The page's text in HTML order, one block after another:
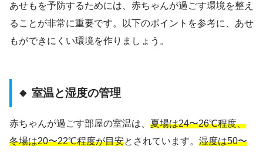
あせもを予防するためには、赤ちゃんが過ごす環境を整え
ることが非常に重要です。以下のポイントを参考に、あせ
もができにくい環境を作りましょう。
🔸 室温と湿度の管理
赤ちゃんが過ごす部屋の室温は、 夏場は24〜26℃程度、
冬場は20〜22℃程度が目安とされています。 湿度は50〜